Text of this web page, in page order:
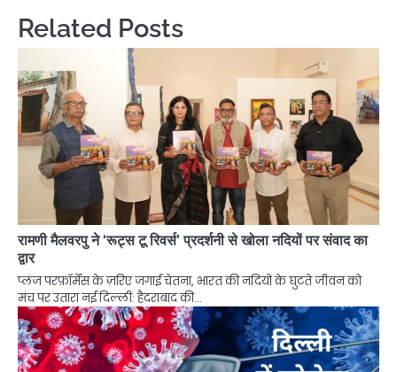
Related Posts
रामणी मैलवरपु ने ‘रूट्स टू रिवर्स’ प्रदर्शनी से खोला नदियों पर संवाद का
द्वार
प्लंज परफ़ॉर्मेंस के ज़रिए जगाई चेतना, भारत की नदियों के घुटते जीवन को
मंच पर उतारा नई दिल्ली: हैदराबाद की…